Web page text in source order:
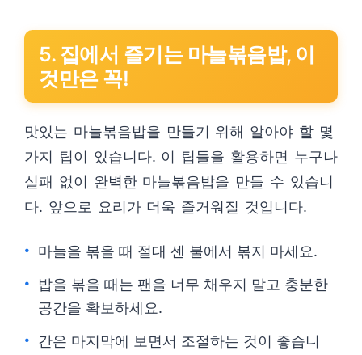
5. 집에서 즐기는 마늘볶음밥, 이
것만은 꼭!
맛있는 마늘볶음밥을 만들기 위해 알아야 할 몇
가지 팁이 있습니다. 이 팁들을 활용하면 누구나
실패 없이 완벽한 마늘볶음밥을 만들 수 있습니
다. 앞으로 요리가 더욱 즐거워질 것입니다.
마늘을 볶을 때 절대 센 불에서 볶지 마세요.
밥을 볶을 때는 팬을 너무 채우지 말고 충분한
공간을 확보하세요.
간은 마지막에 보면서 조절하는 것이 좋습니